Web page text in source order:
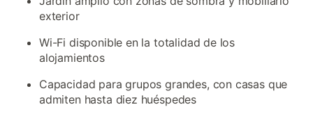
exterior
Wi-Fi disponible en la totalidad de los
alojamientos
Capacidad para grupos grandes, con casas que
admiten hasta diez huéspedes